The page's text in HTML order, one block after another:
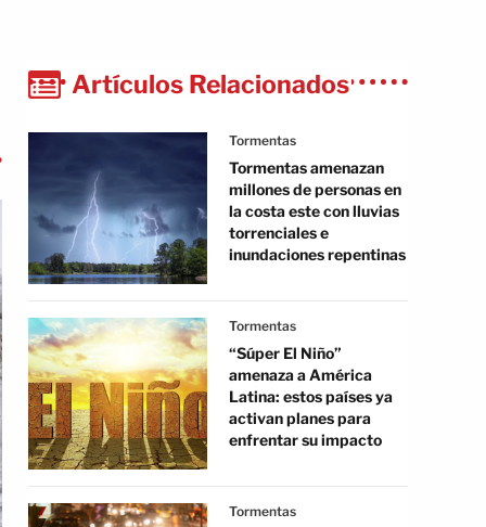
Artículos Relacionados
Tormentas
Tormentas amenazan
millones de personas en
la costa este con lluvias
torrenciales e
inundaciones repentinas
Tormentas
“Súper El Niño”
amenaza a América
Latina: estos países ya
activan planes para
enfrentar su impacto
Tormentas